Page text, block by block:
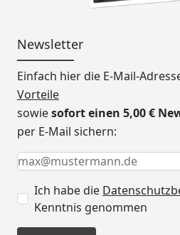
Newsletter
Einfach hier die E-Mail-
Vorteile
sowiesofort einen 5,00 €
per E-Mail sichern:
Keine Eingabe erforderlich
Eingabe erforderlich
E-Mail *
Ich habe die
Kenntnis genommen